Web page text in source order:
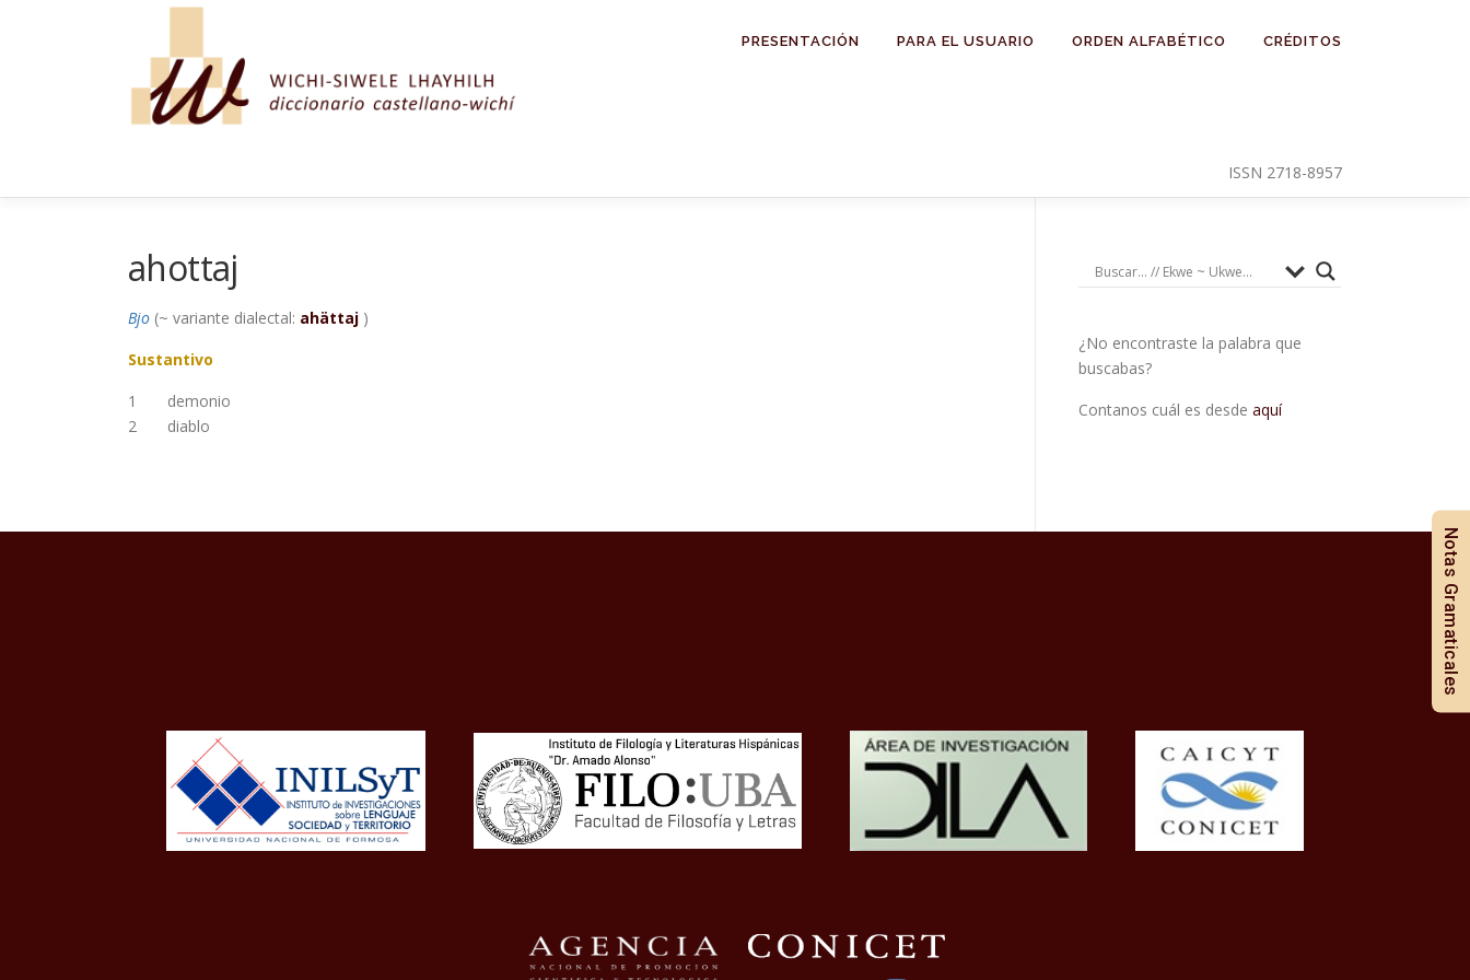
PRESENTACIÓN PARA EL USUARIO ORDEN ALFABÉTICO CRÉDITOS
ISSN 2718-8957
ahottaj
Bjo (~ variante dialectal: ahättaj )
Sustantivo
1
demonio
2
diablo
¿No encontraste la palabra que
buscabas?
Contanos cuál es desde aquí
Notas Gramaticales